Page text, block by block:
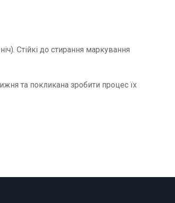
Стійкі до стирання маркування
та покликана зробити процес їх